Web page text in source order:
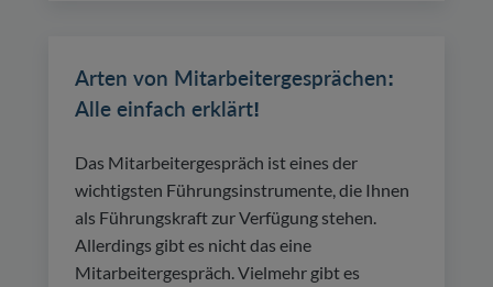
Arten von Mitarbeitergesprächen:
Alle einfach erklärt!
Das Mitarbeitergespräch ist eines der
wichtigsten Führungsinstrumente, die Ihnen
als Führungskraft zur Verfügung stehen.
Allerdings gibt es nicht das eine
Mitarbeitergespräch. Vielmehr gibt es